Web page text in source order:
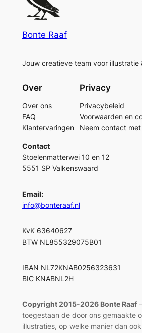
Bonte Raaf
Jouw creatieve team voor illustratie
Over
Over ons
FAQ
Klantervaringen
Privacy
Privacybeleid
Voorwaarden en
Neem contact
Contact
Stoelenmatterwei 10 en 12
5551 SP Valkenswaard
Email:
info@bonteraaf.nl
KvK 63640627
BTW NL855329075B01
IBAN NL72KNAB0256323631
BIC KNABNL2H
Copyright 2015-2026 Bonte Raaf
toegestaan de door ons gemaakte
illustraties, op welke manier dan